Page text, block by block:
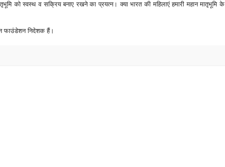
को स्वस्थ व सक्रिय बनाए रखने का प्रयत्न। क्या भारत की महिलाएं हमारी महान मातृभूमि के
फाउंडेशन निदेशक हैं।